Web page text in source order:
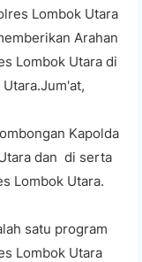
Lombok Utara
Arahan
Lombok Utara di
Kapolda
dan di serta
Lombok Utara.
satu program
Lombok Utara